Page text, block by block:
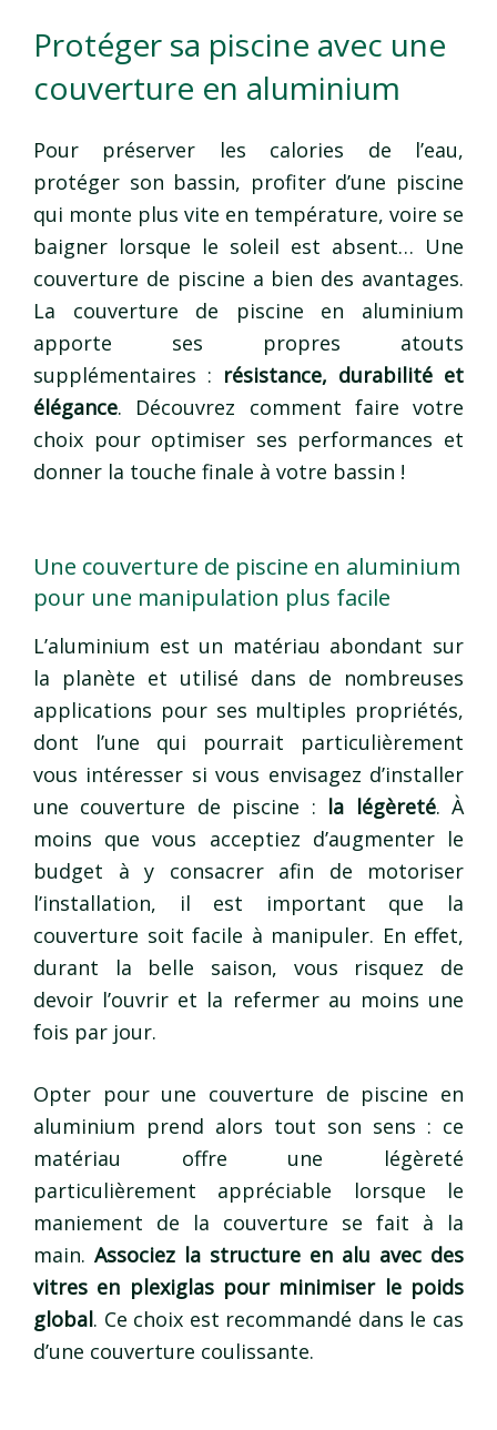
Protéger sa piscine avec une
couverture en aluminium
Pour préserver les calories de l’eau,
protéger son bassin, profiter d’une piscine
qui monte plus vite en température, voire se
baigner lorsque le soleil est absent… Une
couverture de piscine a bien des avantages.
La couverture de piscine en aluminium
apporte ses propres atouts
supplémentaires : résistance, durabilité et
élégance. Découvrez comment faire votre
choix pour optimiser ses performances et
donner la touche finale à votre bassin !
Une couverture de piscine en aluminium
pour une manipulation plus facile
L’aluminium est un matériau abondant sur
la planète et utilisé dans de nombreuses
applications pour ses multiples propriétés,
dont l’une qui pourrait particulièrement
vous intéresser si vous envisagez d’installer
une couverture de piscine : la légèreté. À
moins que vous acceptiez d’augmenter le
budget à y consacrer afin de motoriser
l’installation, il est important que la
couverture soit facile à manipuler. En effet,
durant la belle saison, vous risquez de
devoir l’ouvrir et la refermer au moins une
fois par jour.
Opter pour une couverture de piscine en
aluminium prend alors tout son sens : ce
matériau offre une légèreté
particulièrement appréciable lorsque le
maniement de la couverture se fait à la
main. Associez la structure en alu avec des
vitres en plexiglas pour minimiser le poids
global. Ce choix est recommandé dans le cas
d’une couverture coulissante.